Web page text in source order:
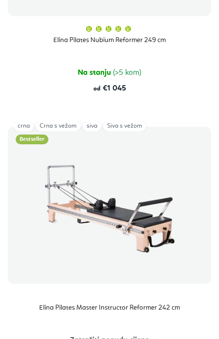
Elina Pilates Nubium Reformer 249 cm
proizvoda
je
zvjezdica.
Na stanju (>5 kom)
od €1 045
Bestseller
Elina Pilates Master Instructor Reformer 242 cm
crna Crna s vežom siva Siva s vežom